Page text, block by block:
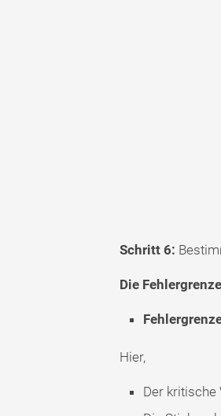
Schritt 6:
Die
Hier,
Der kritische